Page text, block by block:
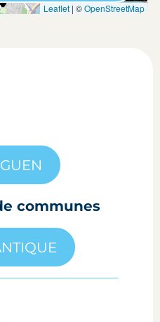
Leaflet| ©OpenStreetMap
communes